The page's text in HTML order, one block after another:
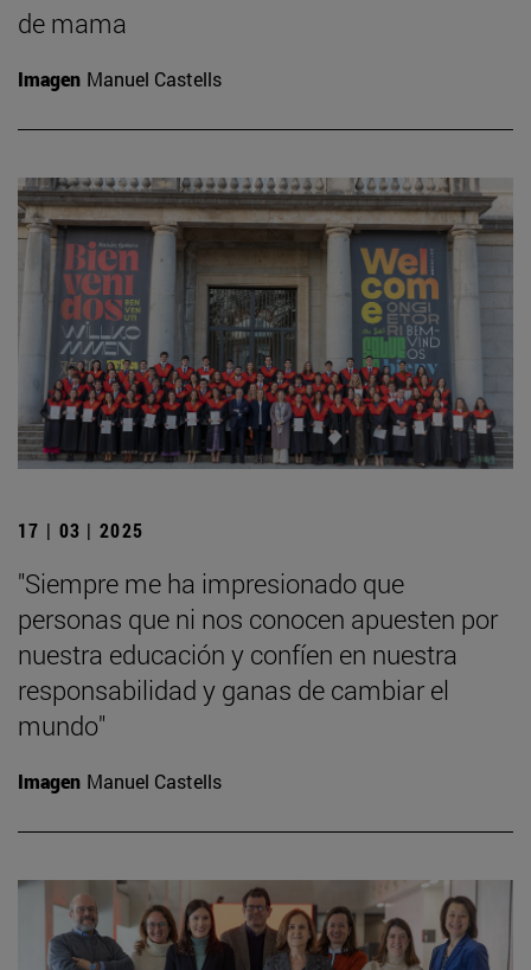
de mama
Imagen Manuel Castells
17 | 03 | 2025
"Siempre me ha impresionado que
personas que ni nos conocen apuesten por
nuestra educación y confíen en nuestra
responsabilidad y ganas de cambiar el
mundo"
Imagen Manuel Castells